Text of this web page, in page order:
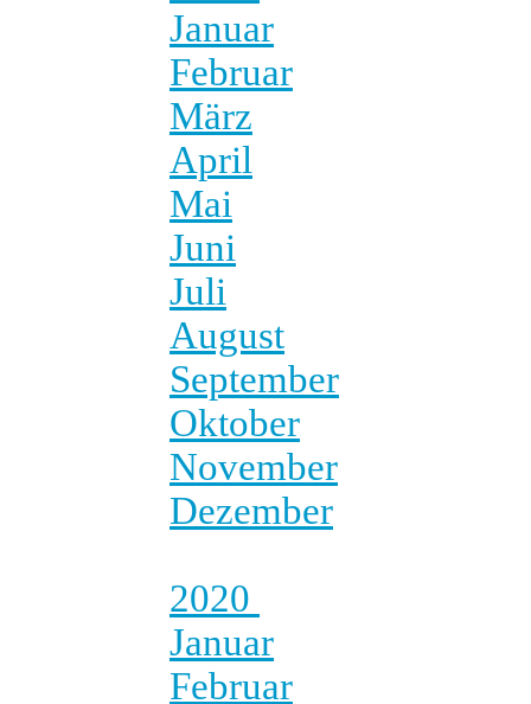
Januar
Februar
März
April
Mai
Juni
Juli
August
September
Oktober
November
Dezember
2020
Januar
Februar